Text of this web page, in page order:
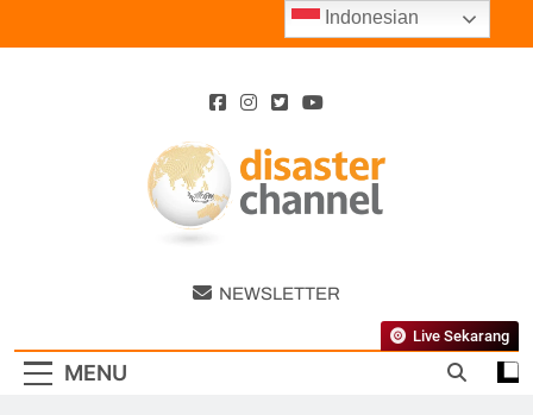
Disaster
Channel
NEWSLETTER
MENU
Live Sekarang
Indonesian